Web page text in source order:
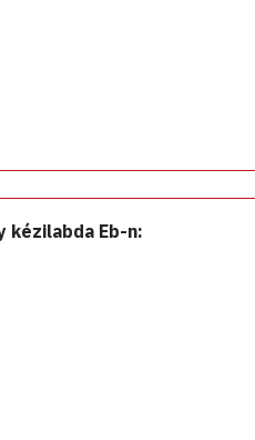
kézilabda Eb-n: